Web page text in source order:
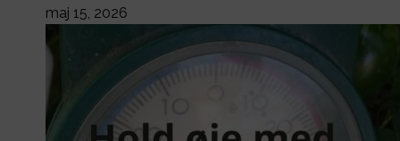
maj 15, 2026